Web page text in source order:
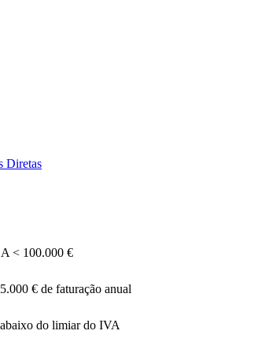
Diretas
< 100.000 €
€ de faturação anual
do limiar do IVA